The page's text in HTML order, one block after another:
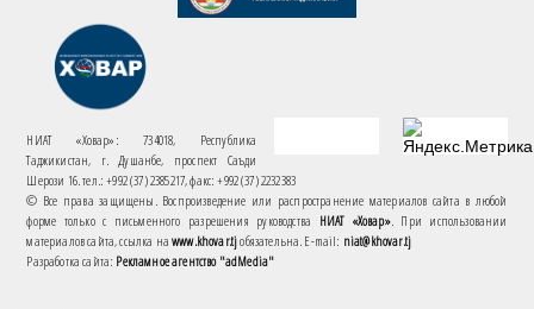
НИАТ «Ховар»: 734018, Республика
Таджикистан, г. Душанбе, проспект Саъди
Шерози 16. тел.: +992 (37) 2385217, факс: +992 (37) 2232383
© Все права защищены. Воспроизведение или распространение материалов сайта в любой
форме только с письменного разрешения руководства НИАТ «Ховар». При использовании
материалов сайта, ссылка наwww.khovar.tjобязательна. E-mail: niat@khovar.tj
Разработка сайта: Рекламное агентство "adMedia"